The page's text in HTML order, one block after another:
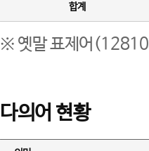
합계
※ 옛말 표제어(12810
다의어 현황